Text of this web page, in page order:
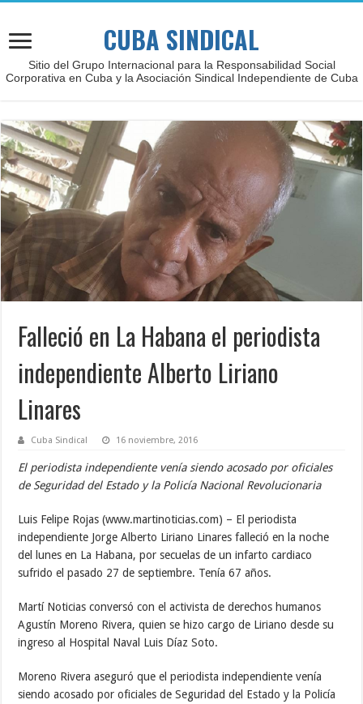
CUBA SINDICAL
Sitio del Grupo Internacional para la Responsabilidad Social
Corporativa en Cuba y la Asociación Sindical Independiente de Cuba
Falleció en La Habana el periodista
independiente Alberto Liriano
Linares
Cuba Sindical 16 noviembre, 2016
El periodista independiente venía siendo acosado por oficiales
de Seguridad del Estado y la Policía Nacional Revolucionaria
Luis Felipe Rojas (www.martinoticias.com) – El periodista
independiente Jorge Alberto Liriano Linares falleció en la noche
del lunes en La Habana, por secuelas de un infarto cardiaco
sufrido el pasado 27 de septiembre. Tenía 67 años.
Martí Noticias conversó con el activista de derechos humanos
Agustín Moreno Rivera, quien se hizo cargo de Liriano desde su
ingreso al Hospital Naval Luis Díaz Soto.
Moreno Rivera aseguró que el periodista independiente venía
siendo acosado por oficiales de Seguridad del Estado y la Policía